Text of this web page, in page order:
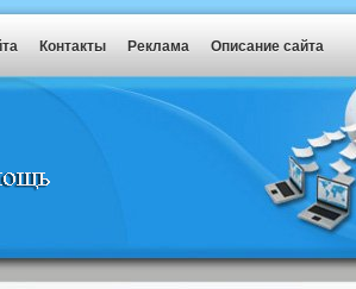
Контакты Реклама Описание сайта